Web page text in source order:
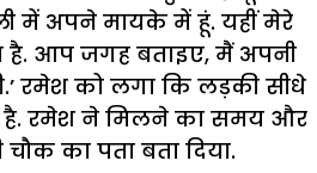
में अपने मायके में हूं. यहींमेरे
है. आप जगह बताइए, मैं अपनी
.’ रमेश को लगा कि लड़की सीधे
है. रमेश ने मिलने का समय और
चौक का पता बता दिया.